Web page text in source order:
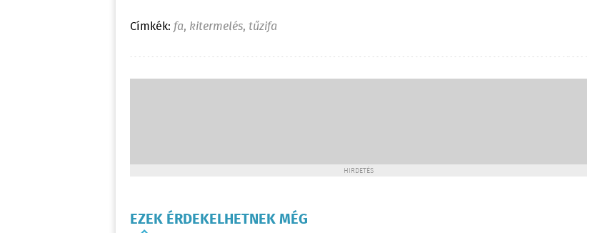
Címkék: fa, kitermelés, tűzifa
HIRDETÉS
EZEK ÉRDEKELHETNEK MÉG